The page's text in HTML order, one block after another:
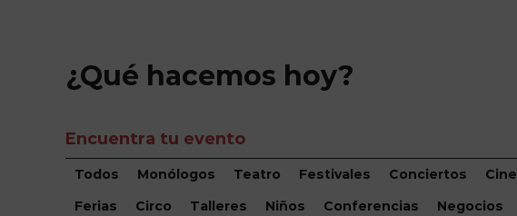
¿Qué hacemos hoy?
Encuentra tu evento
Todos Monólogos Teatro Festivales Conciertos Cine
Ferias
Circo Talleres Niños Conferencias Negocios